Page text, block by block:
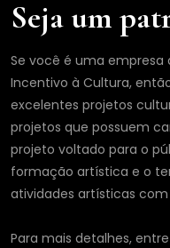
Seja um
Se você é uma empresa
Incentivo à Cultura,
excelentes projetos
projetos que possuem
projeto voltado para o
formação artística e o
atividades artísticas
Para mais detalhes,